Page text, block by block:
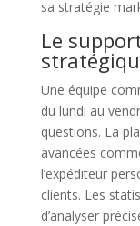
sa stratégie
Le
Une équipe
du lundi au
questions. La
avancées
l’expéditeur
clients. Les
d’analyser